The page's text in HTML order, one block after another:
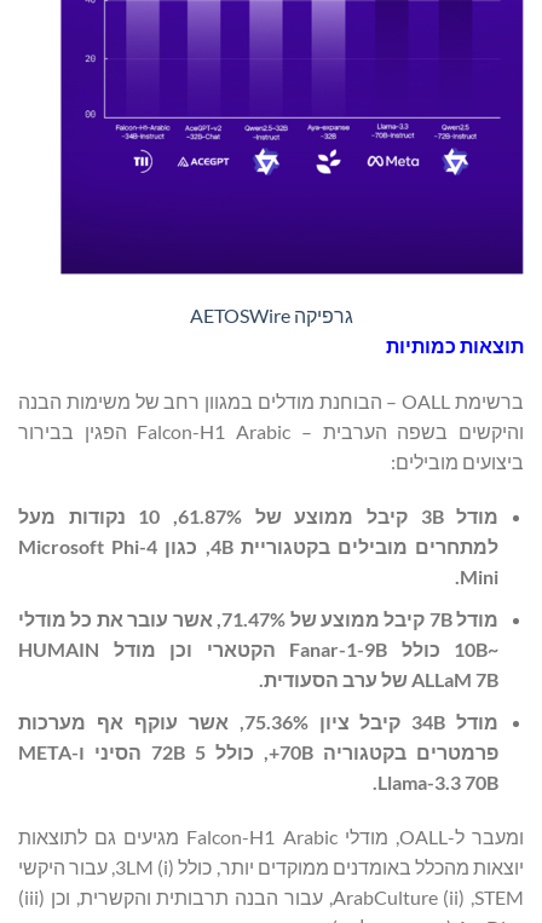
גרפיקה AETOSWire
תוצאות כמותיות
ברשימת OALL – הבוחנת מודלים במגוון רחב של משימות הבנה
והיקשים בשפה הערבית – Falcon-H1 Arabic הפגין בבירור
ביצועים מובילים:
מודל 3B
קיבל ממוצע של 61.87%‏, 10 נקודות מעל
למתחרים מובילים בקטגוריית 4B
, כגון Microsoft Phi-4
Mini
.
מודל7B
קיבל ממוצע של 71.47%, אשר עובר את כל מודלי
~
10B כולל Fanar-1-9B הקטארי וכן מודל
HUMAIN
ALLaM 7Bשל ערב הסעודית.
מודל 34B
קיבל ציון 75.36%, אשר עוקף אף מערכות
פרמטרים בקטגוריה 70B
+, כולל 5 72B הסיני ו-META
Llama-3.3 70B
ומעבר ל-OALL, ‏מודלי Falcon-H1 Arabic מגיעים גם לתוצאות
יוצאות מהכלל באומדנים ממוקדים יותר, כולל (i) 3LM, עבור היקשי
STEM, ‏(ii) ArabCulture, עבור הבנה תרבותית והקשרית, וכן (iii)